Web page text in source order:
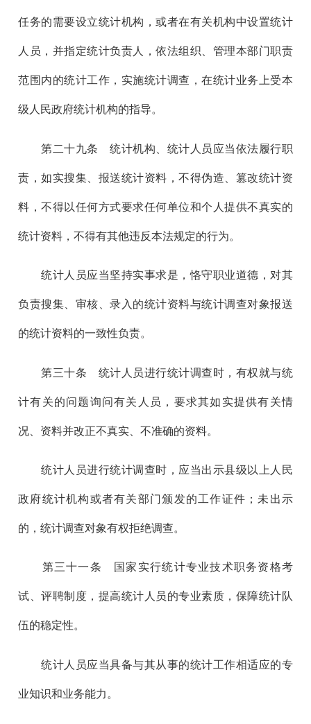
任务的需要设立统计机构，或者在有关机构中设置统计
人员，并指定统计负责人，依法组织、管理本部门职责
范围内的统计工作，实施统计调查，在统计业务上受本
级人民政府统计机构的指导。
第二十九条 统计机构、统计人员应当依法履行职
责，如实搜集、报送统计资料，不得伪造、篡改统计资
料，不得以任何方式要求任何单位和个人提供不真实的
统计资料，不得有其他违反本法规定的行为。
统计人员应当坚持实事求是，恪守职业道德，对其
负责搜集、审核、录入的统计资料与统计调查对象报送
的统计资料的一致性负责。
第三十条 统计人员进行统计调查时，有权就与统
计有关的问题询问有关人员，要求其如实提供有关情
况、资料并改正不真实、不准确的资料。
统计人员进行统计调查时，应当出示县级以上人民
政府统计机构或者有关部门颁发的工作证件；未出示
的，统计调查对象有权拒绝调查。
第三十一条 国家实行统计专业技术职务资格考
试、评聘制度，提高统计人员的专业素质，保障统计队
伍的稳定性。
统计人员应当具备与其从事的统计工作相适应的专
业知识和业务能力。